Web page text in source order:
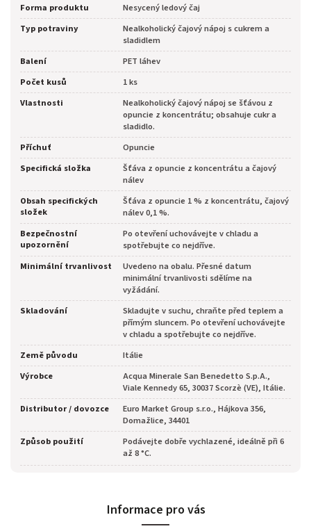
Forma produktu
Nesycený ledový čaj
Typ potraviny
Nealkoholický čajový nápoj s cukrem a
sladidlem
Balení
PET láhev
Počet kusů
1 ks
Vlastnosti
Nealkoholický čajový nápoj se šťávou z
opuncie z koncentrátu; obsahuje cukr a
sladidlo.
Příchuť
Opuncie
Specifická složka
Šťáva z opuncie z koncentrátu a čajový
nálev
Obsah specifických
složek
Šťáva z opuncie 1 % z koncentrátu, čajový
nálev 0,1 %.
Bezpečnostní
upozornění
Po otevření uchovávejte v chladu a
spotřebujte co nejdříve.
Minimální trvanlivost
Uvedeno na obalu. Přesné datum
minimální trvanlivosti sdělíme na
vyžádání.
Skladování
Skladujte v suchu, chraňte před teplem a
přímým sluncem. Po otevření uchovávejte
v chladu a spotřebujte co nejdříve.
Země původu
Itálie
Výrobce
Acqua Minerale San Benedetto S.p.A.,
Viale Kennedy 65, 30037 Scorzè (VE), Itálie.
Distributor / dovozce
Euro Market Group s.r.o., Hájkova 356,
Domažlice, 34401
Způsob použití
Podávejte dobře vychlazené, ideálně při 6
až 8 °C.
Informace pro vás